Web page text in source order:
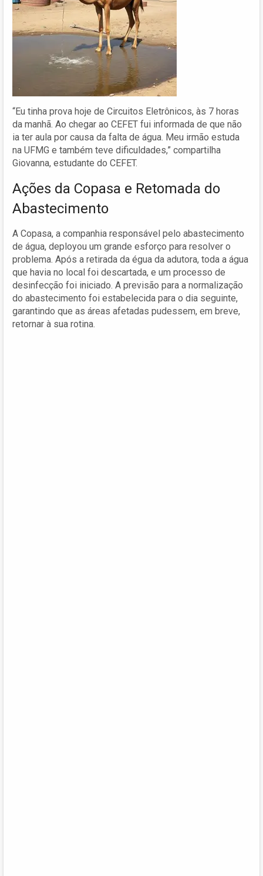
“Eu tinha prova hoje de Circuitos Eletrônicos, às 7 horas
da manhã. Ao chegar ao CEFET fui informada de que não
ia ter aula por causa da falta de água. Meu irmão estuda
na UFMG e também teve dificuldades,” compartilha
Giovanna, estudante do CEFET.
Ações da Copasa e Retomada do
Abastecimento
A Copasa, a companhia responsável pelo abastecimento
de água, deployou um grande esforço para resolver o
problema. Após a retirada da égua da adutora, toda a água
que havia no local foi descartada, e um processo de
desinfecção foi iniciado. A previsão para a normalização
do abastecimento foi estabelecida para o dia seguinte,
garantindo que as áreas afetadas pudessem, em breve,
retornar à sua rotina.